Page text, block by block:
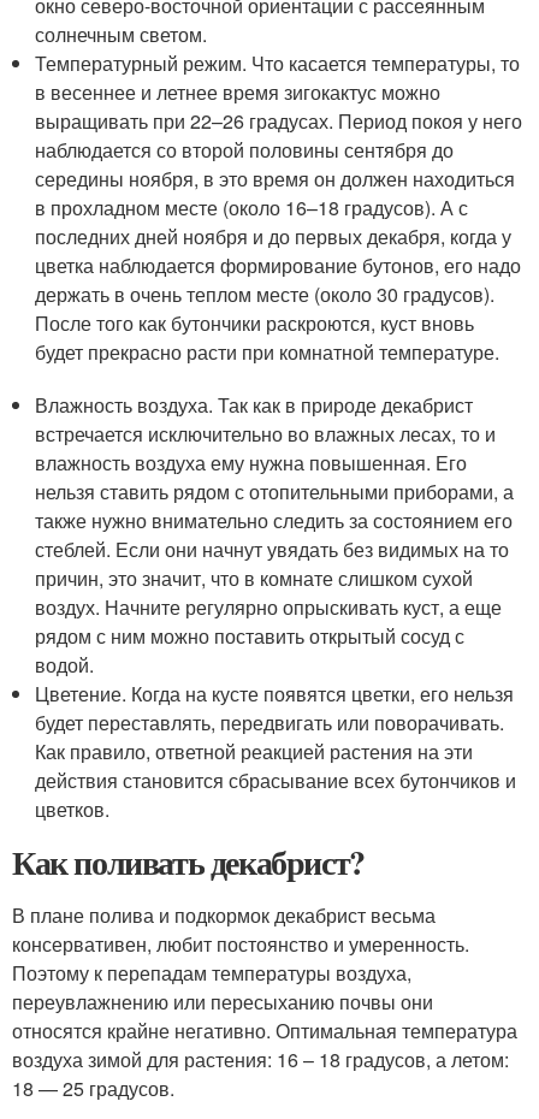
окно северо-восточной ориентации с рассеянным
солнечным светом.
Температурный режим. Что касается температуры, то
в весеннее и летнее время зигокактус можно
выращивать при 22–26 градусах. Период покоя у него
наблюдается со второй половины сентября до
середины ноября, в это время он должен находиться
в прохладном месте (около 16–18 градусов). А с
последних дней ноября и до первых декабря, когда у
цветка наблюдается формирование бутонов, его надо
держать в очень теплом месте (около 30 градусов).
После того как бутончики раскроются, куст вновь
будет прекрасно расти при комнатной температуре.
Влажность воздуха. Так как в природе декабрист
встречается исключительно во влажных лесах, то и
влажность воздуха ему нужна повышенная. Его
нельзя ставить рядом с отопительными приборами, а
также нужно внимательно следить за состоянием его
стеблей. Если они начнут увядать без видимых на то
причин, это значит, что в комнате слишком сухой
воздух. Начните регулярно опрыскивать куст, а еще
рядом с ним можно поставить открытый сосуд с
водой.
Цветение. Когда на кусте появятся цветки, его нельзя
будет переставлять, передвигать или поворачивать.
Как правило, ответной реакцией растения на эти
действия становится сбрасывание всех бутончиков и
цветков.
Как поливать декабрист?
В плане полива и подкормок декабрист весьма
консервативен, любит постоянство и умеренность.
Поэтому к перепадам температуры воздуха,
переувлажнению или пересыханию почвы они
относятся крайне негативно. Оптимальная температура
воздуха зимой для растения: 16 – 18 градусов, а летом:
18 — 25 градусов.